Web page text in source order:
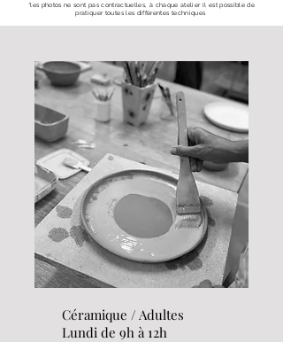
*les photos ne sont pas contractuelles, à chaqueatelier il est possible de
pratiquer toutes les différentes techniques
Céramique / Adultes
Lundi de 9h à 12h